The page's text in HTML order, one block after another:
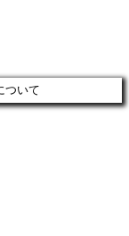
ついて